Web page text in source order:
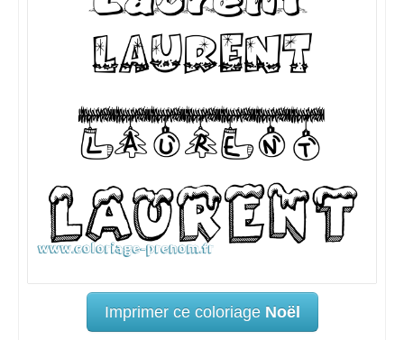
Imprimer ce coloriage Noël